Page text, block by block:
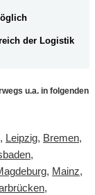
der Logistik
u.a. in folgenden
, Leipzig, Bremen,
,
, Mainz,
,